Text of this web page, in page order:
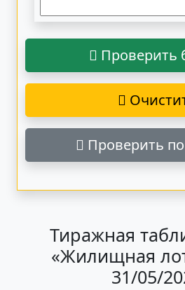
Проверить
Проверить
Тиражная
«Жилищная
31/05/